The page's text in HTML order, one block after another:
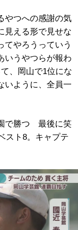
やつへの感謝の気
見える形で見せな
てやろうっていう
いうやつらが報わ
、岡山で1位にな
いように、全員一
で勝つ 最後に笑
スト8。キャプテ